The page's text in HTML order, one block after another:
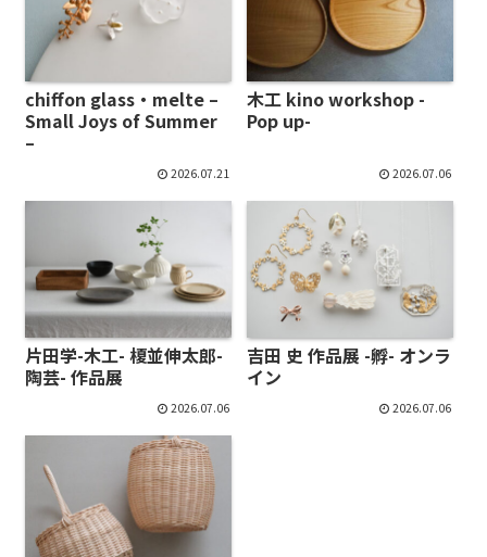
chiffon glass・melte –
Small Joys of Summer
–
2026.07.21
木工 kino workshop -
Pop up-
2026.07.06
片田学-木工- 榎並伸太郎-
陶芸- 作品展
2026.07.06
吉田 史 作品展 -孵- オンラ
イン
2026.07.06